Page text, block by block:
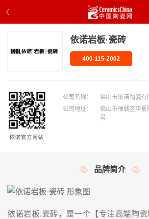
依诺岩板·瓷砖
400-115-2002
公司名称：
佛山市依诺陶瓷有
公司地址：
佛山市禅城区华
号
品牌简介
依诺岩板.瓷砖，是一个【专注高端陶瓷